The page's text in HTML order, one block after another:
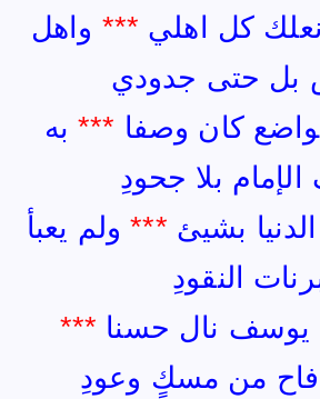
كل اهلي *** واهل
بل حتى جدودي
كان وصفا ***به
بلا جحودِ
بشيئ ***ولم يعبأ
النقودِ
يوسف نال حسنا ***
من مسكٍ وعودِ